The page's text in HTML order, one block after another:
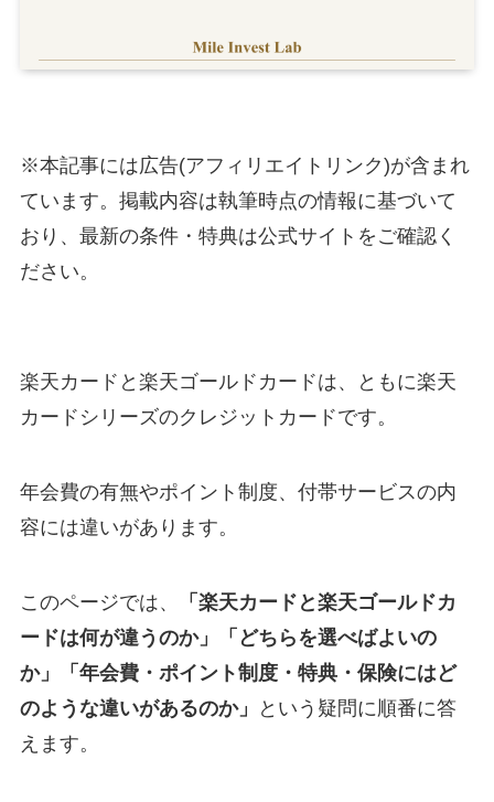
※本記事には広告(アフィリエイトリンク)が含まれ
ています。掲載内容は執筆時点の情報に基づいて
おり、最新の条件・特典は公式サイトをご確認く
ださい。
楽天カードと楽天ゴールドカードは、ともに楽天
カードシリーズのクレジットカードです。
年会費の有無やポイント制度、付帯サービスの内
容には違いがあります。
このページでは、
「楽天カードと楽天ゴールドカ
ードは何が違うのか」「どちらを選べばよいの
か」「年会費・ポイント制度・特典・保険にはど
のような違いがあるのか」
という疑問に順番に答
えます。